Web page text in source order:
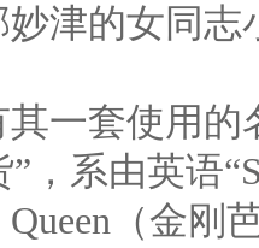
妙津的女同
其一套使用
”，系由英语
Queen（金